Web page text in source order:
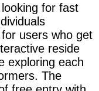
for fast
users who get
reside
exploring each
The